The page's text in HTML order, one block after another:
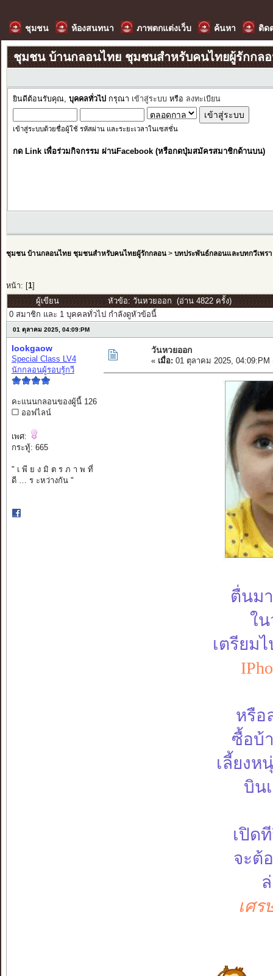
ชุมชน ห้องสนทนา ภาพตกแต่งเว็บ ค้นหา ติด
ชุมชน บ้านกลอนไทย ชุมชนสำหรับคนไทยผู้รักกล
ยินดีต้อนรับคุณ, บุคคลทั่วไป กรุณา เข้าสู่ระบบ หรือ ลงทะเบียน
เข้าสู่ระบบด้วยชื่อผู้ใช้ รหัสผ่าน และระยะเวลาในเซสชั่น
กด Link เพื่อร่วมกิจกรรม ผ่านFacebook (หรือกดปุ่มสมัครสมาชิกด้านบน)
ชุมชน บ้านกลอนไทย ชุมชนสำหรับคนไทยผู้รักกลอน> บทประพันธ์กลอนและบทกวีเพรา
หน้า: [ 1]
ผู้เขียน
หัวข้อ: วันหวยออก (อ่าน 4822 ครั้ง)
0 สมาชิก และ 1 บุคคลทั่วไป กำลังดูหัวข้อนี้
01 ตุลาคม 2025, 04:09:PM
lookgaow
Special Class LV4
นักกลอนผู้รอบรู้กวี
คะแนนกลอนของผู้นี้ 126
ออฟไลน์
เพศ:
กระทู้: 665
" เ พี ย ง มิ ต ร ภ า พ ที่
ดี … ร ะหว่างกัน "
วันหวยออก
« เมื่อ: 01 ตุลาคม 2025, 04:09:PM
ตื่นม
ใ
เตรียม
หรือ
ซื้อบ้
เลี้ยง
บิน
เปิด
จะต้
เศร